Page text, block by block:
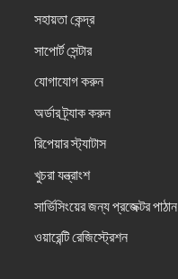
সহায়তা কেন্দ্র
সাপোর্ট সেন্টার
যোগাযোগ করুন
অর্ডার ট্র্যাক করুন
রিপেয়ার স্ট্যাটাস
খুচরা যন্ত্রাংশ
সার্ভিসিংয়ের জন্য প্রজেক্টর পাঠান
ওয়ারেন্টি রেজিস্ট্রেশন